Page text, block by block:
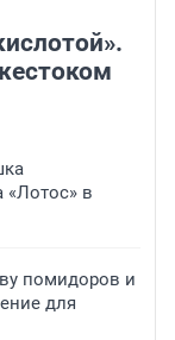
«Лотос» в
помидоров и
для